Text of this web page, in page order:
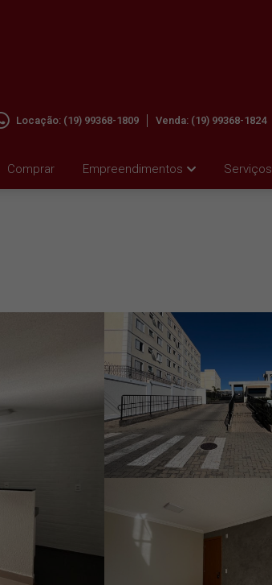
Comprar Empreendimentos Serviços
Locação: (19) 99368-1809 Venda: (19) 99368-1824